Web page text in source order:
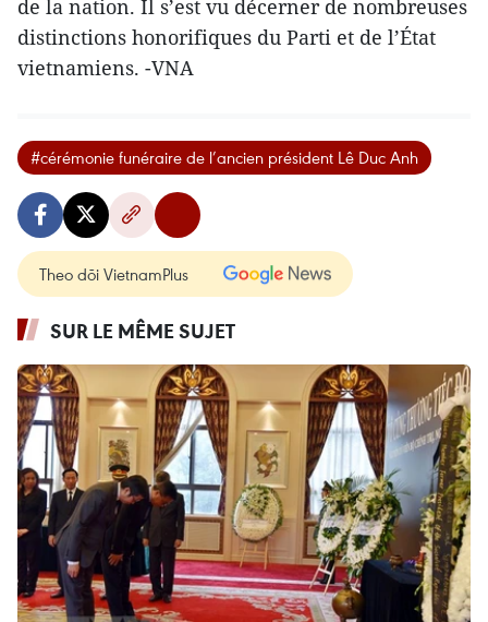
de la nation. Il s’est vu décerner de nombreuses
distinctions honorifiques du Parti et de l’État
vietnamiens. -VNA
#cérémonie funéraire de l’ancien président Lê Duc Anh
Theo dõi VietnamPlus
SUR LE MÊME SUJET